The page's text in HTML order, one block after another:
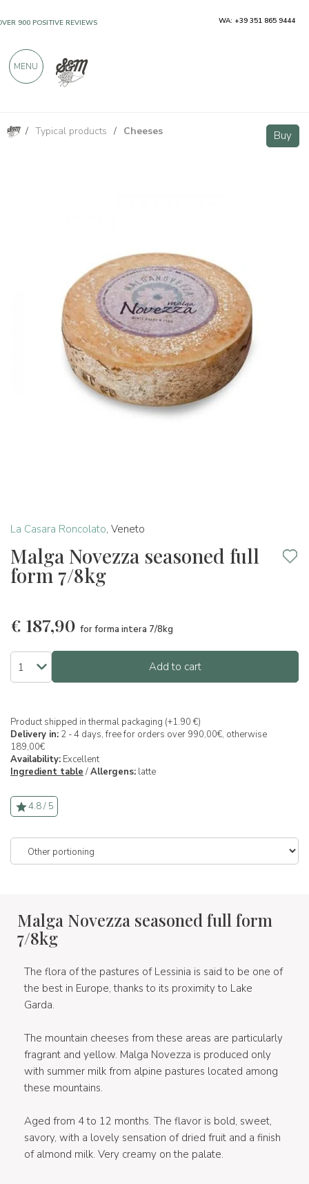
/ Typical products / Cheeses Buy
La Casara Roncolato, Veneto
Malga Novezza seasoned full
form 7/8kg
€ 187,90 for forma intera 7/8kg
Add to cart
Product shipped in thermal packaging (+1.90 €)
Delivery in: 2 - 4 days, free for orders over 990,00€, otherwise
189,00€
Availability: Excellent
Ingredient table /Allergens: latte
4.8 / 5
Malga Novezza seasoned full form
7/8kg
The flora of the pastures of Lessinia is said to be one of
the best in Europe, thanks to its proximity to Lake
Garda.
The mountain cheeses from these areas are particularly
fragrant and yellow. Malga Novezza is produced only
with summer milk from alpine pastures located among
these mountains.
Aged from 4 to 12 months. The flavor is bold, sweet,
savory, with a lovely sensation of dried fruit and a finish
of almond milk. Very creamy on the palate.
Malga Novezza seasoned full form 7/8kg Buy
900 POSITIVE REVIEWS WA: +39 351 865 9444
MENU